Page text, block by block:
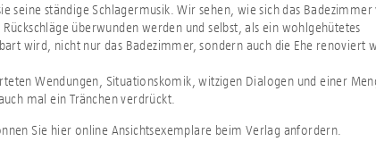
seine ständige Schlagermusik. Wir sehen, wie sich das Badezimmer
überwunden werden und selbst, als ein wohlgehütetes
wird, nicht nur das Badezimmer, sondern auch die Ehe renoviert
Wendungen, Situationskomik, witzigen Dialogen und einer
mal ein Tränchen verdrückt.
Sie hier online Ansichtsexemplare beim Verlag anfordern.